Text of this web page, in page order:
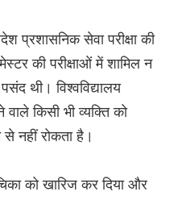
प्रशासनिक सेवा परीक्षा की
की परीक्षाओं में शामिल न
थी। विश्वविद्यालय
वाले किसी भी व्यक्ति को
से नहीं रोकता है।
को खारिज कर दिया और